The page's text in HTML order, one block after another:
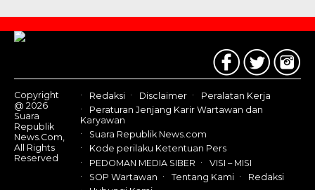
Contact
Us
Copyright
@ 2026
Suara
Republik
News.Com,
All Rights
Reserved
Redaksi Disclaimer
Peralatan Kerja
Peraturan Jenjang Karir Wartawan dan
Karyawan
Suara Republik News.com
Kode perilaku Ketentuan Pers
PEDOMAN MEDIA SIBER
VISI – MISI
SOP Wartawan
Tentang Kami
Redaksi